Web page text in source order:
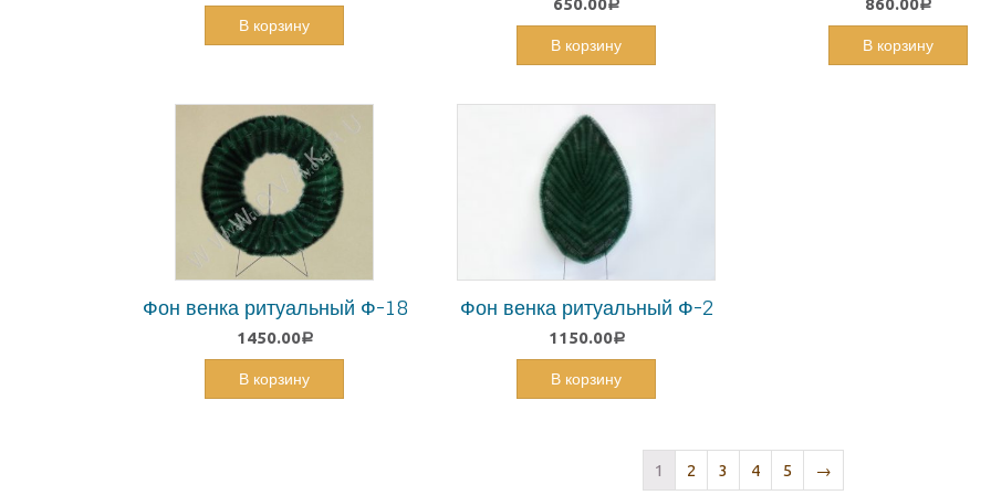
В корзину
650.00Р
В корзину
860.00Р
В корзину
Фон венка ритуальный Ф-18
1450.00Р
В корзину
Фон венка ритуальный Ф-2
1150.00Р
В корзину
1 2 3 4 5 →